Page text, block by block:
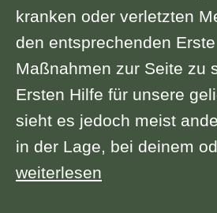
kranken oder verletzten
den entsprechenden
Maßnahmen zur Seite zu
Ersten Hilfe für unsere
sieht es jedoch meist
in der Lage, bei deinem
Erste
weiterlesen